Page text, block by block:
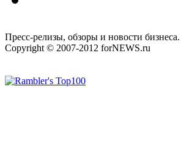
Пресс-релизы, обзоры и новости
Copyright © 2007-2012 forNEWS.ru